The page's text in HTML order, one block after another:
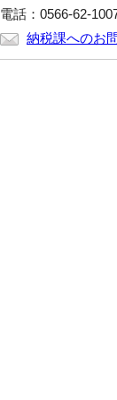
電話：0566-62-
納税課へのお